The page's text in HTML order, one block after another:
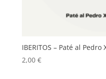
IBERITOS – Paté al
2,00 €